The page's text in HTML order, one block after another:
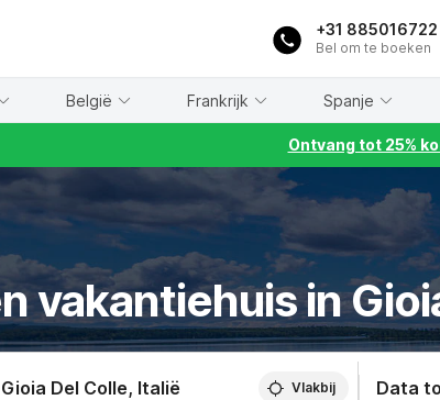
+31 885016722
Bel om te boeken
België Frankrijk Spanje
Ontvang tot 25%
vakantiehuis in
Vlakbij Data